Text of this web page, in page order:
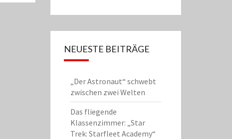
NEUESTE BEITRÄGE
„Der Astronaut“ schwebt
zwischen zwei Welten
Das fliegende
Klassenzimmer: „Star
Trek: Starfleet Academy“